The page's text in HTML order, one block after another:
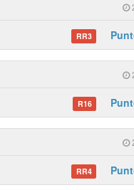
RR3
R16
RR4